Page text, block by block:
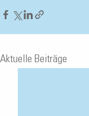
Aktuelle Beiträge